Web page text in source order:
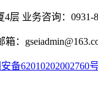
层 业务咨询：0931-
：
备62010202002760号